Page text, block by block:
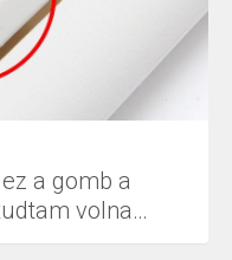
a gomb a
volna…